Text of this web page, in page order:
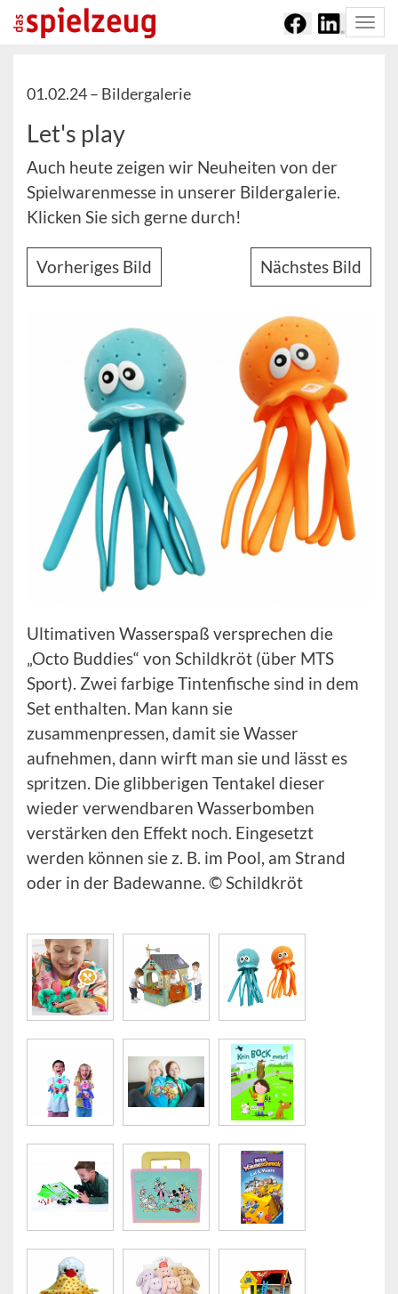
01.02.24 – Bildergalerie
Let's play
Auch heute zeigen wir Neuheiten von der
Spielwarenmesse in unserer Bildergalerie.
Klicken Sie sich gerne durch!
Vorheriges Bild Nächstes Bild
Ultimativen Wasserspaß versprechen die
„Octo Buddies“ von Schildkröt (über MTS
Sport). Zwei farbige Tintenfische sind in dem
Set enthalten. Man kann sie
zusammenpressen, damit sie Wasser
aufnehmen, dann wirft man sie und lässt es
spritzen. Die glibberigen Tentakel dieser
wieder verwendbaren Wasserbomben
verstärken den Effekt noch. Eingesetzt
werden können sie z. B. im Pool, am Strand
oder in der Badewanne. © Schildkröt